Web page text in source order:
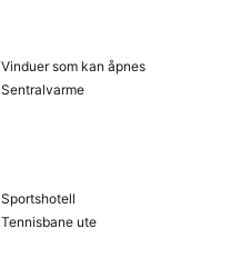
Vinduer som kan åpnes
Sentralvarme
Sportshotell
Tennisbane ute